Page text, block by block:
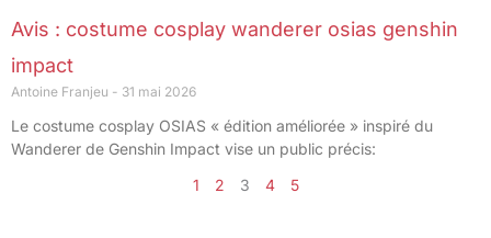
Avis : costume cosplay wanderer osias genshin
impact
Antoine Franjeu 31 mai 2026
Le costume cosplay OSIAS « édition améliorée » inspiré du
Wanderer de Genshin Impact vise un public précis:
1
2 3 4 5